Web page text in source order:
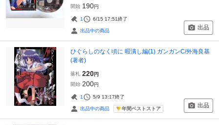
開始 190円
1 6/15 17:51終了
出品中の商品 出品
ひぐらしのなく頃に 暇潰し編(1) ガンガンC/外海良基
(著者)
落札 220円
開始 200円
1 5/9 13:17終了
出品中の商品 年間ベストストア 出品